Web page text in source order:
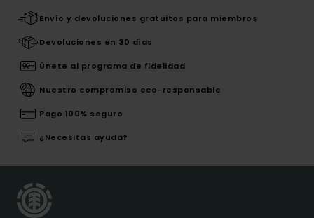
Envío y devoluciones gratuitos para miembros
Devoluciones en 30 días
Únete al programa de fidelidad
Nuestro compromiso eco-responsable
Pago 100% seguro
¿Necesitas ayuda?